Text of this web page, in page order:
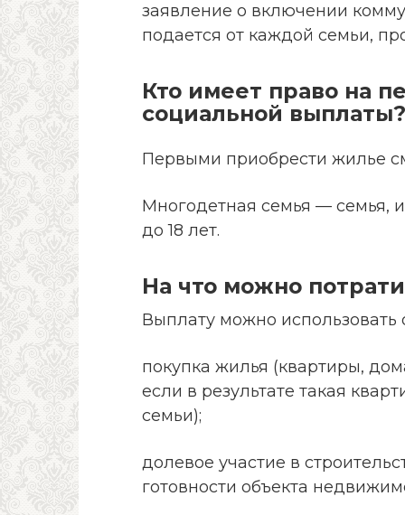
заявление о включении
подается от каждой семьи,
Кто имеет право на
социальной выплаты?
Первыми приобрести жилье
Многодетная семья — семья,
до 18 лет.
На что можно
Выплату можно
покупка жилья (квартиры,
если в результате такая
семьи);
долевое участие в
готовности объекта